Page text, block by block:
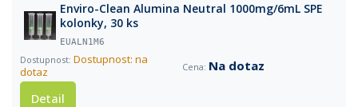
Enviro-Clean Alumina Neutral 1000mg/6mL SPE
kolonky, 30 ks
EUALN1M6
Dostupnost: na
dotaz
Na dotaz
Detail